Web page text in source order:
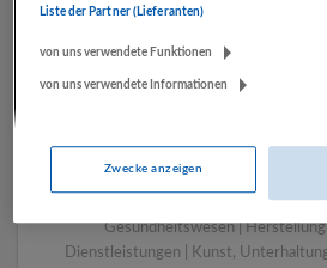
Bergheim bei
Bau | Beherbergung und
Energieversorgung | Finanz- und
Gesundheitswesen |
Dienstleistungen | Kunst,
Liste der Partner (Lieferanten)
von uns verwendete Funktionen
von uns verwendete Informationen
Zwecke anzeigen